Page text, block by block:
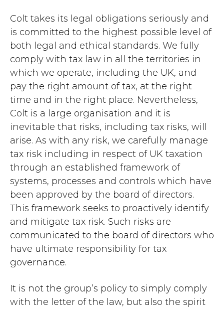
Colt takes its legal obligations seriously and
is committed to the highest possible level of
both legal and ethical standards. We fully
comply with tax law in all the territories in
which we operate, including the UK, and
pay the right amount of tax, at the right
time and in the right place. Nevertheless,
Colt is a large organisation and it is
inevitable that risks, including tax risks, will
arise. As with any risk, we carefully manage
tax risk including in respect of UK taxation
through an established framework of
systems, processes and controls which have
been approved by the board of directors.
This framework seeks to proactively identify
and mitigate tax risk. Such risks are
communicated to the board of directors who
have ultimate responsibility for tax
governance.
It is not the group’s policy to simply comply
with the letter of the law, but also the spirit